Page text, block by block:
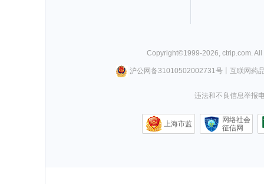
Copyright©1999-2026, ctrip.com.
沪公网备31010502002731号丨 互联网药
违法和不良信息举报
上海市监
网络社会
征信网